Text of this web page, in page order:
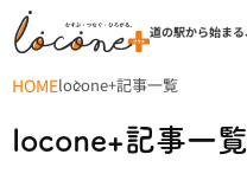
道の駅から始ま
HOMElocone+記事一覧
locone+記事一覧